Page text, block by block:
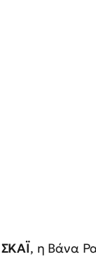
ΣΚΑΪ, η Βάνα